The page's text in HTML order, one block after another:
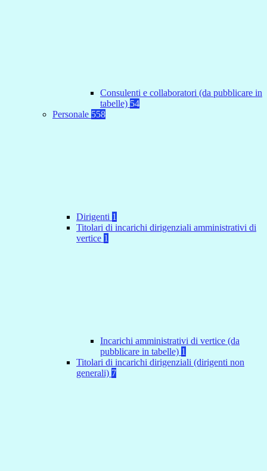
Consulenti e collaboratori (da pubblicare in
tabelle) 54
Personale 558
Dirigenti 1
Titolari di incarichi dirigenziali amministrativi di
vertice 1
Incarichi amministrativi di vertice (da
pubblicare in tabelle) 1
Titolari di incarichi dirigenziali (dirigenti non
generali) 7